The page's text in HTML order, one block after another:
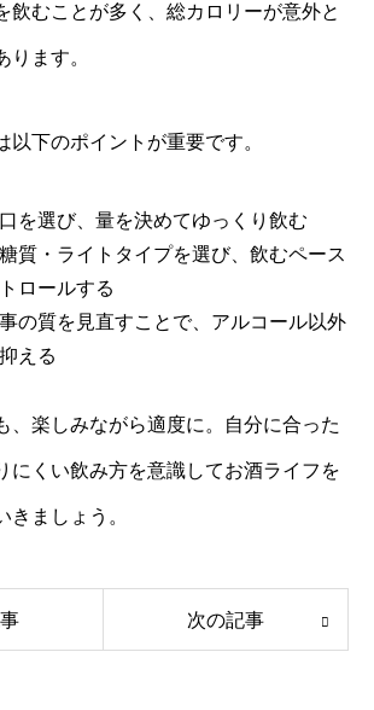
飲むことが多く、総カロリーが意外と
ります。
以下のポイントが重要です。
を選び、量を決めてゆっくり飲む
質・ライトタイプを選び、飲むペース
ロールする
の質を見直すことで、アルコール以外
える
、楽しみながら適度に。自分に合った
にくい飲み方を意識してお酒ライフを
きましょう。
次の記事